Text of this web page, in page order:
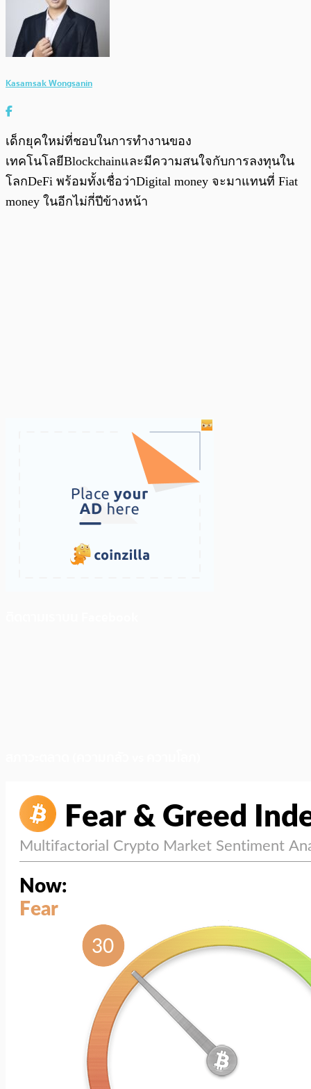
Kasamsak Wongsanin
เด็กยุคใหม่ที่ชอบในการทำงานของ
เทคโนโลยีBlockchainและมีความสนใจกับการลงทุนใน
โลกDeFi พร้อมทั้งเชื่อว่าDigital money จะมาแทนที่ Fiat
money ในอีกไม่กี่ปีข้างหน้า